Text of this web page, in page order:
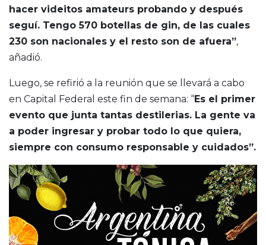
hacer videitos amateurs probando y después
seguí. Tengo 570 botellas de gin, de las cuales
230 son nacionales y el resto son de afuera”,
añadió.
Luego, se refirió a la reunión que se llevará a cabo
en Capital Federal este fin de semana: “Es el primer
evento que junta tantas destilerias. La gente va
a poder ingresar y probar todo lo que quiera,
siempre con consumo responsable y cuidados”.